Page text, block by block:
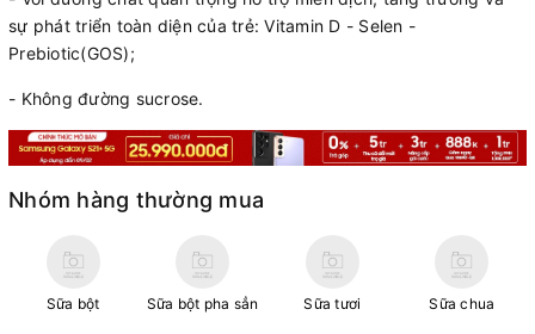
sự phát triển toàn diện của trẻ: Vitamin D - Selen -
Prebiotic(GOS);
- Không đường sucrose.
Nhóm hàng thường mua
Sữa bột Sữa bột pha sẳn Sữa tươi Sữa chua